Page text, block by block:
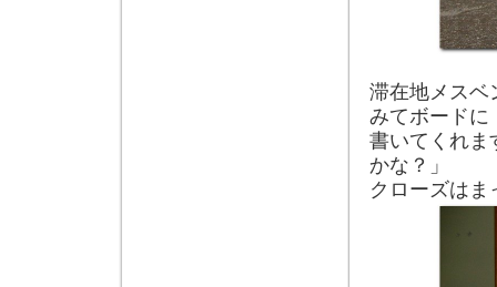
滞在地メスベ
みてボードに
書いてくれま
かな？」
クローズは